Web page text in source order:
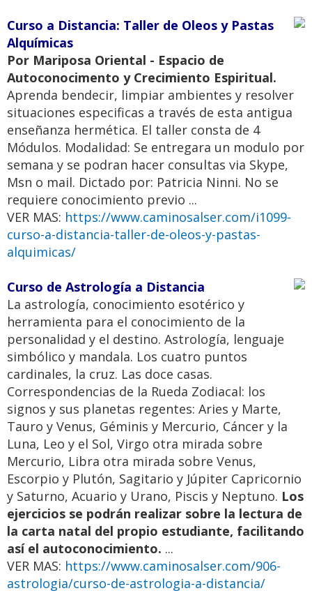
Curso a Distancia: Taller de Oleos y Pastas
Alquímicas
Por Mariposa Oriental - Espacio de
Autoconocimento y Crecimiento Espiritual.
Aprenda bendecir, limpiar ambientes y resolver
situaciones especificas a través de esta antigua
enseñanza hermética. El taller consta de 4
Módulos. Modalidad: Se entregara un modulo por
semana y se podran hacer consultas via Skype,
Msn o mail. Dictado por: Patricia Ninni. No se
requiere conocimiento previo ...
VER MAS: https://www.caminosalser.com/i1099-
curso-a-distancia-taller-de-oleos-y-pastas-
alquimicas/
Curso de Astrología a Distancia
La astrología, conocimiento esotérico y
herramienta para el conocimiento de la
personalidad y el destino. Astrología, lenguaje
simbólico y mandala. Los cuatro puntos
cardinales, la cruz. Las doce casas.
Correspondencias de la Rueda Zodiacal: los
signos y sus planetas regentes: Aries y Marte,
Tauro y Venus, Géminis y Mercurio, Cáncer y la
Luna, Leo y el Sol, Virgo otra mirada sobre
Mercurio, Libra otra mirada sobre Venus,
Escorpio y Plutón, Sagitario y Júpiter Capricornio
y Saturno, Acuario y Urano, Piscis y Neptuno. Los
ejercicios se podrán realizar sobre la lectura de
la carta natal del propio estudiante, facilitando
así el autoconocimiento. ...
VER MAS: https://www.caminosalser.com/906-
astrologia/curso-de-astrologia-a-distancia/